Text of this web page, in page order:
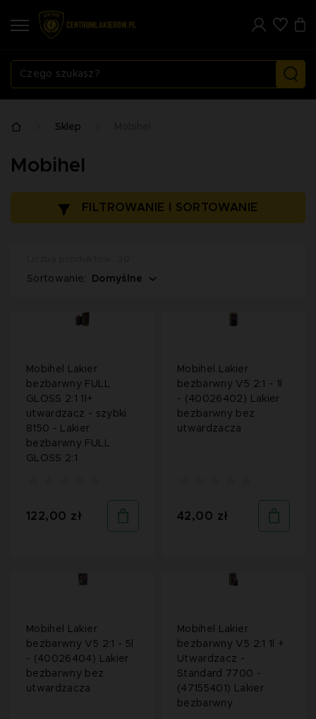
Sklep
Mobihel
FILTROWANIE I SORTOWANIE
Sortowanie: Domyślne
Mobihel Lakier
bezbarwny FULL
GLOSS 2:1 1l+
utwardzacz - szybki
8150 - Lakier
bezbarwny FULL
GLOSS 2:1
122,00 zł
Mobihel Lakier
bezbarwny V5 2:1 - 1l
- (40026402) Lakier
bezbarwny bez
utwardzacza
42,00 zł
Mobihel Lakier
bezbarwny V5 2:1 - 5l
- (40026404) Lakier
bezbarwny bez
utwardzacza
Mobihel Lakier
bezbarwny V5 2:1 1l +
Utwardzacz -
Standard 7700 -
(47155401) Lakier
bezbarwny